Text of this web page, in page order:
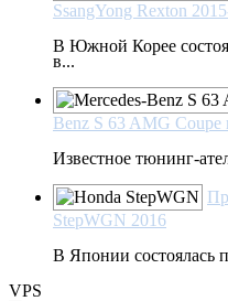
SsangYong Rexton
В Южной Корее
в...
Benz S 63 AMG Coupe
Известное тюнинг-
StepWGN 2016
В Японии состоялась
VPS